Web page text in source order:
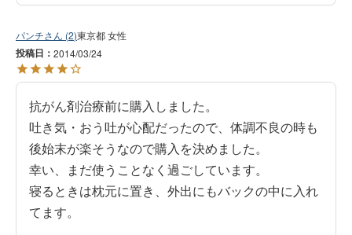
パンチ 2 東京都女性
投稿日 2014/03/24
抗がん剤治療前に購入しました。
吐き気・おう吐が心配だったので、体調不良の時も
後始末が楽そうなので購入を決めました。
幸い、まだ使うことなく過ごしています。
寝るときは枕元に置き、外出にもバックの中に入れ
てます。